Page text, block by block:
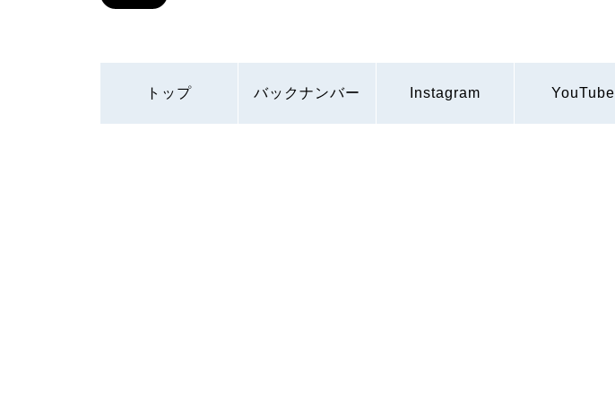
トップ バックナンバー Instagram YouTube